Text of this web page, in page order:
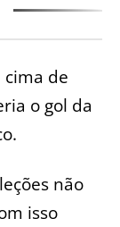
cima de
o gol da
não
isso